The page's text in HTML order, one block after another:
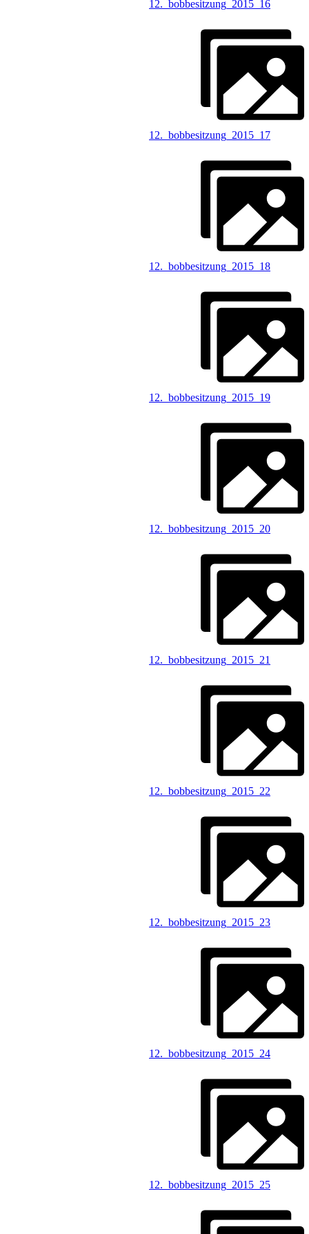
12._bobbesitzung_2015_16
12._bobbesitzung_2015_17
12._bobbesitzung_2015_18
12._bobbesitzung_2015_19
12._bobbesitzung_2015_20
12._bobbesitzung_2015_21
12._bobbesitzung_2015_22
12._bobbesitzung_2015_23
12._bobbesitzung_2015_24
12._bobbesitzung_2015_25